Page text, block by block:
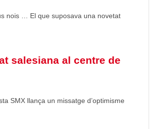
nois … El que suposava una novetat
salesiana al centre de
SMX llança un missatge d’optimisme